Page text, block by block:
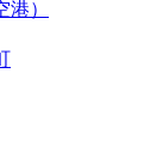
）